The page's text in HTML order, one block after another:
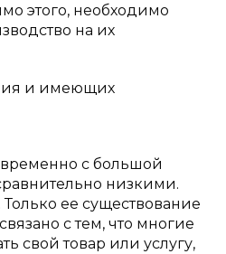
этого, необходимо
на их
и имеющих
с большой
низкими.
ее существование
с тем, что многие
свой товар или услугу,